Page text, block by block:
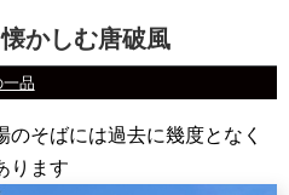
かしむ唐破風
品
そばには過去に幾度となく
ります